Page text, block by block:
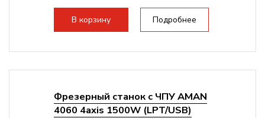
стандартно:Т-слот
Цанговый патрон:ER11
В корзину Подробнее
Фрезерный станок с ЧПУ AMAN
4060 4axis 1500W (LPT/USB)